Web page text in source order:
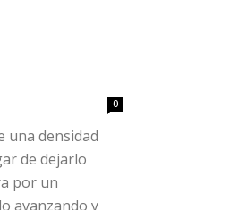
0
una densidad
de dejarlo
por un
avanzando y